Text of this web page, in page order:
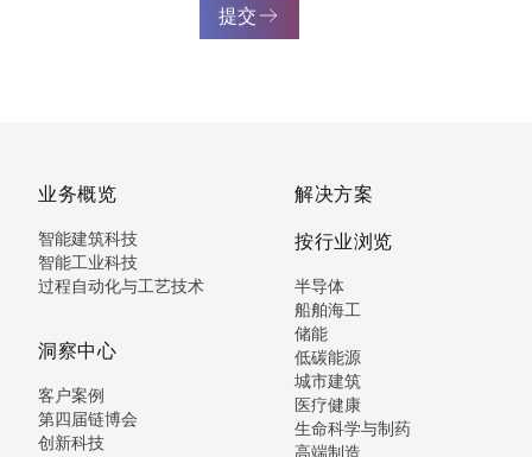
提交
业务概览
智能建筑科技
智能工业科技
过程自动化与工艺技术
洞察中心
客户案例
第四届链博会
创新科技
解决方案
按行业浏览
半导体
船舶海工
储能
低碳能源
城市建筑
医疗健康
生命科学与制药
高端制造